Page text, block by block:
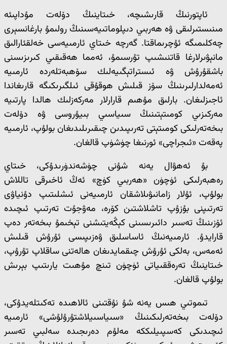
ئاپتورنىڭ قارىشىچە، خىتاينىڭ دۆلەت مۇداپىئە
مىنىستىرلىقى ۋە ھەربىي دىپلوماتىيەسىنىڭ رولىمۇ بارغانسېرى
چەكلىمىگە ئۇچرىماقتا. گەرچە خىتاي ئارمىيەسى خەلقئارالىق
مانېۋىرلارغا قاتنىشىپ تۇرسىمۇ، ئەمما ھەقىقىي كىرىزىسنى
باشقۇرۇش ۋە ئىستراتېگىيەلىك سۆھبەتلەردە ئارمىيە
ئەمەلدارلىرىنىڭ سۆز قىلىش ھوقۇقى ئىلگىرىكىگە قارىغاندا
ئاجىزلىغان. بارلىق مۇھىم قارارلار مەركەزلىك ھالدا پارتىيە
مەركىزىي كومىتېتىنىڭ سىياسىي بىيۇروسى ۋە دۆلەت
بىخەتەرلىكى كومىتېتى تەرىپىدىن چىقىرىلىدىغان بولۇپ، ئارمىيە
پەقەت «ئىجراچى» ئورنىغا چۈشۈپ قالغان.
بۇ ئەھۋال يەنە شۇنى چۈشەندۈرىدۇكى، خىتاي
رەھبەرلىكى ئۈچۈن «ھەربىي كۈچ» ئەڭ ئاخىرقى تاللاش
بولۇپ، ئۇلار زامانىۋىلاشقان ئارمىيەنى ئىشلىتىپ دۇنياۋى
تەرتىپنى بۇزۇپ تاشلاشتىن كۆرە، مەۋجۇت تەرتىپ ئىچىدە
ئۆزىنىڭ تەسىر دائىرىسىنى كېڭەيتىشنى تېخىمۇ بىخەتەر دەپ
قارايدۇ. ئارمىيەنىڭ ئاساسلىق ۋەزىپىسى ئۇرۇش قىلىش
ئەمەس، بەلكى ئۇرۇش چىقمايدىغان ھالەتنى ساقلاپ تۇرۇپ،
خىتاينىڭ تەرەققىياتى ئۈچۈن تىنچ مۇھىت يارىتىپ بېرىش
بولۇپ قالغان.
تىموتىي ھىس يەنە شۇ نۇقتىنى ئالاھىدە تەكىتلەيدۇكى،
دۆلەت بىخەتەرلىكىنىڭ «سىياسىيلاشتۇرۇلۇشى» ئارمىيە
ئىچىدىكى كەسپىيلىككە مەلۇم دەرىجىدە سەلبىي تەسىر